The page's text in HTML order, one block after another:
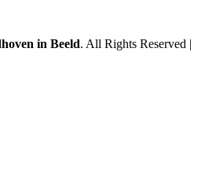
in Beeld. All Rights Reserved |